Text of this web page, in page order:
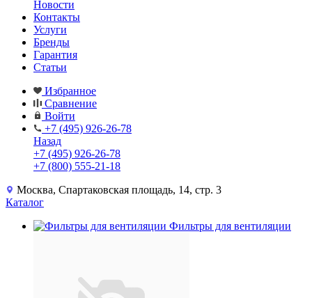
Новости
Контакты
Услуги
Бренды
Гарантия
Статьи
Избранное
Сравнение
Войти
+7 (495) 926-26-78
Назад
+7 (495) 926-26-78
+7 (800) 555-21-18
Москва, Спартаковская площадь, 14, стр. 3
Каталог
Фильтры для вентиляции